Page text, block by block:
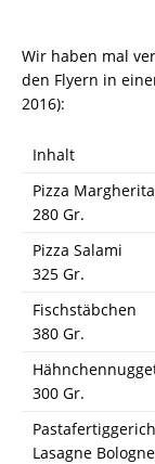
Wir haben mal
den Flyern in
2016):
Inhalt
Pizza Margherita
280 Gr.
Pizza Salami
325 Gr.
Fischstäbchen
380 Gr.
300 Gr.
Lasagne